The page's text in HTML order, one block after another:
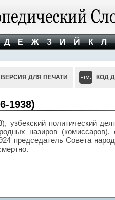
Д Е Ж З И Й К Л
ВЕРСИЯ ДЛЯ ПЕЧАТИ КОД
1938)
политический
назиров
председатель Совета